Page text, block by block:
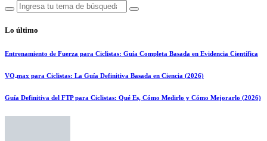
Lo último
Entrenamiento de Fuerza para Ciclistas: Guía Completa Basada en Evidencia Científica
VO₂max para Ciclistas: La Guía Definitiva Basada en Ciencia (2026)
Guía Definitiva del FTP para Ciclistas: Qué Es, Cómo Medirlo y Cómo Mejorarlo (2026)